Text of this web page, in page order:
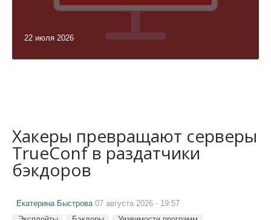
22 июля 2026
Хакеры превращают серверы
TrueConf в раздатчики
бэкдоров
Екатерина Быстрова07 августа 2026 - 19:57